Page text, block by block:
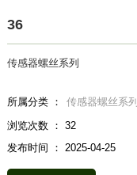
36
传感器螺丝系列
所属分类 ：
传感器螺丝系列
浏览次数 ： 32
发布时间 ： 2025-04-25